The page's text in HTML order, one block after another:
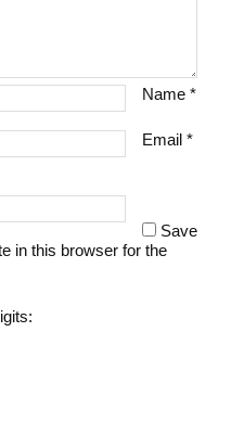
Name*
Email*
Save
in this browser for the